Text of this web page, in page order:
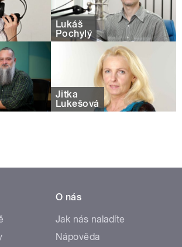
Lukáš
Pochylý
Jitka
Lukešová
O nás
Jak nás naladíte
Nápověda